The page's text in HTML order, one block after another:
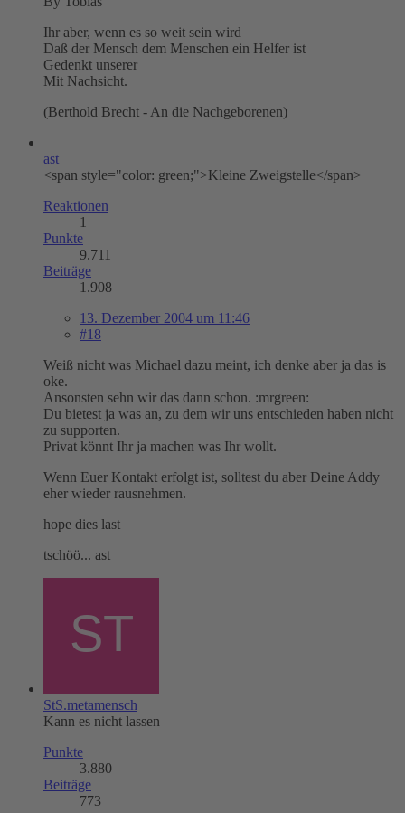
Ihr aber, wenn es so weit sein wird
Daß der Mensch dem Menschen ein Helfer ist
Gedenkt unserer
Mit Nachsicht.
(Berthold Brecht - An die Nachgeborenen)
ast
<span style="color: green;">Kleine Zweigstelle</span>
Reaktionen
1
Punkte
9.711
Beiträge
1.908
13. Dezember 2004 um 11:46
#18
Weiß nicht was Michael dazu meint, ich denke aber ja das is
oke.
Ansonsten sehn wir das dann schon. :mrgreen:
Du bietest ja was an, zu dem wir uns entschieden haben nicht
zu supporten.
Privat könnt Ihr ja machen was Ihr wollt.
Wenn Euer Kontakt erfolgt ist, solltest du aber Deine Addy
eher wieder rausnehmen.
hope dies last
tschöö... ast
StS.metamensch
Kann es nicht lassen
Punkte
3.880
Beiträge
773